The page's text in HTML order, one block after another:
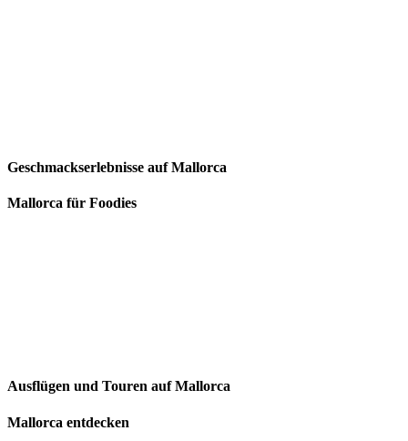
Geschmackserlebnisse auf Mallorca
Mallorca für Foodies
Ausflügen und Touren auf Mallorca
Mallorca entdecken